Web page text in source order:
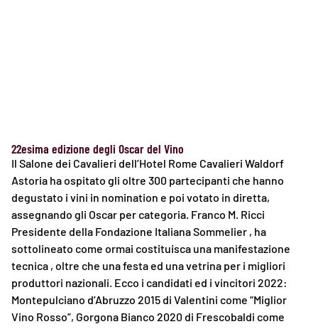
22esima edizione degli Oscar del Vino
Il Salone dei Cavalieri dell’Hotel Rome Cavalieri Waldorf
Astoria ha ospitato gli oltre 300 partecipanti che hanno
degustato i vini in nomination e poi votato in diretta,
assegnando gli Oscar per categoria. Franco M. Ricci
Presidente della Fondazione Italiana Sommelier , ha
sottolineato come ormai costituisca una manifestazione
tecnica , oltre che una festa ed una vetrina per i migliori
produttori nazionali. Ecco i candidati ed i vincitori 2022:
Montepulciano d’Abruzzo 2015 di Valentini come “Miglior
Vino Rosso”, Gorgona Bianco 2020 di Frescobaldi come